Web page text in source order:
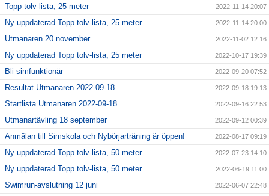
Topp tolv-lista, 25 meter 2022-11-14 20:07
Ny uppdaterad Topp tolv-lista, 25 meter 2022-11-14 20:00
Utmanaren 20 november 2022-11-02 12:16
Ny uppdaterad Topp tolv-lista, 25 meter 2022-10-17 19:39
Bli simfunktionär 2022-09-20 07:52
Resultat Utmanaren 2022-09-18 2022-09-18 19:13
Startlista Utmanaren 2022-09-18 2022-09-16 22:53
Utmanartävling 18 september 2022-09-12 00:39
Anmälan till Simskola och Nybörjarträning är öppen! 2022-08-17 09:19
Ny uppdaterad Topp tolv-lista, 50 meter 2022-07-23 14:10
Ny uppdaterad Topp tolv-lista, 50 meter 2022-06-19 11:00
Swimrun-avslutning 12 juni 2022-06-07 22:48